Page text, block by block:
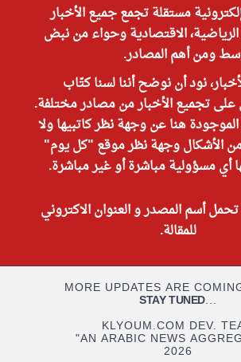
مستقلة تجمع جميع الأخبار
الرياضية، الاقتصادية وحواء من نبض
ومن أهم المصادر.
نود أن نوضح أننا لسنا كتّاب
على تجميع الأخبار من مصادر مختلفة.
الموجودة هنا عن وجهة نظر كاتبيها ولا
الأشكال وجهة نظر موقع "كل يوم"
أي مسؤولية مباشرة أو غير مباشرة.
أسم المصدر و العنوان الاكتروني
للمقالة.
MORE UPDATES ARE
STAY TUNED...
KLYOUM.COM DEV.
"AN ARABIC NEWS
2026